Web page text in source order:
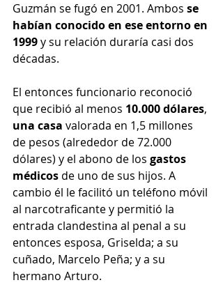
Guzmán se fugó en 2001. Ambos se
habían conocido en ese entorno en
1999 y su relación duraría casi dos
décadas.
El entonces funcionario reconoció
que recibió al menos 10.000 dólares,
una casa valorada en 1,5 millones
de pesos (alrededor de 72.000
dólares) y el abono de los gastos
médicos de uno de sus hijos. A
cambio él le facilitó un teléfono móvil
al narcotraficante y permitió la
entrada clandestina al penal a su
entonces esposa, Griselda; a su
cuñado, Marcelo Peña; y a su
hermano Arturo.